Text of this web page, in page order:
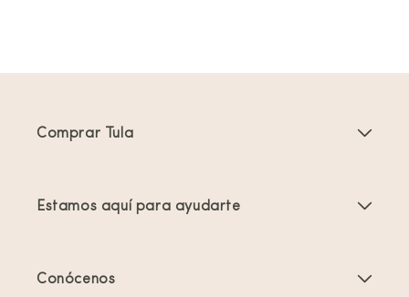
Comprar Tula
Estamos aquí para ayudarte
Conócenos